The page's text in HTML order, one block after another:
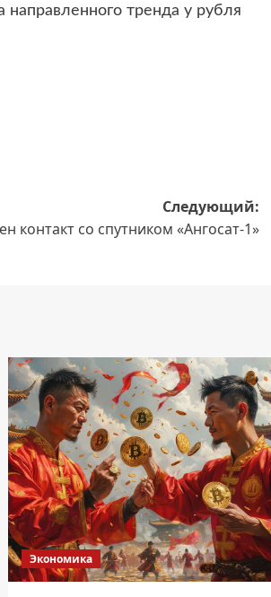
тренда у рубля
Следующий:
контакт со спутником «Ангосат-1»
Экономика